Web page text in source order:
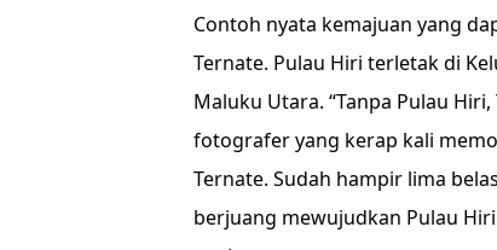
Contoh nyata kemajuan yang
Ternate. Pulau Hiri terletak di
Maluku Utara. “Tanpa Pulau
fotografer yang kerap kali
Ternate. Sudah hampir lima
berjuang mewujudkan Pulau